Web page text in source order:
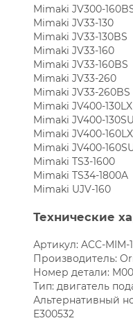
Mimaki JV300-
Mimaki JV33-130
Mimaki JV33-130BS
Mimaki JV33-160
Mimaki JV33-160BS
Mimaki JV33-260
Mimaki JV33-260BS
Mimaki JV400-130LX
Mimaki JV400-
Mimaki JV400-160LX
Mimaki JV400-
Mimaki TS3-1600
Mimaki TS34-1800A
Mimaki UJV-160
Технические
Артикул: ACC-MIM-
Производитель:
Номер детали:
Тип: двигатель
Альтернативный
E300532